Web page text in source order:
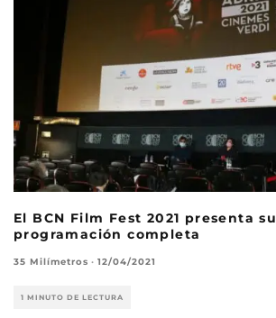
El BCN Film Fest 2021 presenta su
programación completa
35 Milímetros · 12/04/2021
1 MINUTO DE LECTURA